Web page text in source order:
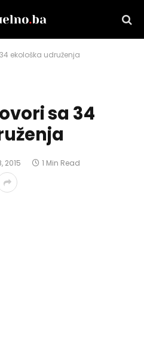
ekološka udruženja
sa 34
2015 1 Min Read